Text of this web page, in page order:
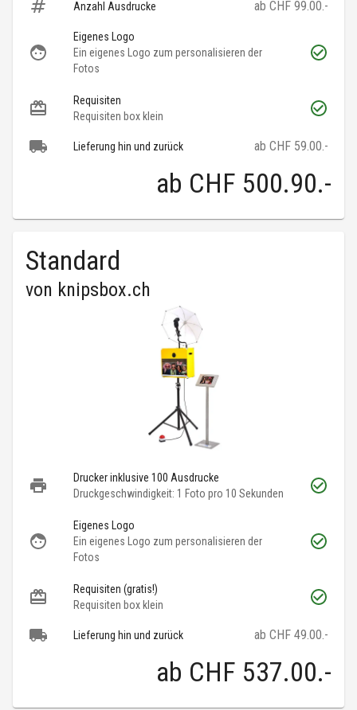
Anzahl Ausdrucke ab CHF 99.00.-
Eigenes Logo
Ein eigenes Logo zum personalisieren der
Fotos
Requisiten
Requisiten box klein
Lieferung hin und zurück ab CHF 59.00.-
ab CHF 500.90.-
Standard
von knipsbox.ch
Drucker inklusive 100 Ausdrucke
Druckgeschwindigkeit: 1 Foto pro 10 Sekunden
Eigenes Logo
Ein eigenes Logo zum personalisieren der
Fotos
Requisiten (gratis!)
Requisiten box klein
Lieferung hin und zurück ab CHF 49.00.-
ab CHF 537.00.-